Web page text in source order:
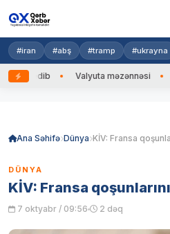
#iran #abş #tramp #ukrayna
edib Valyuta məzənnəsi
Ana Səhifə Dünya KİV: Fransa
DÜNYA
KİV: Fransa
7 oktyabr / 09:56 2 dəq